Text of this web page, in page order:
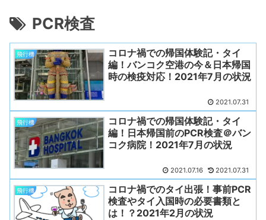
PCR検査
飛行機
コロナ禍での帰国体験記・タイ
編！バンコク空港の今＆日本帰国
時の検疫対応！2021年7月の状況
2021.07.31
飛行機
コロナ禍での帰国体験記・タイ
編！日本帰国前のPCR検査＠バン
コク病院！2021年7月の状況
2021.07.16 2021.07.31
飛行機
コロナ禍でのタイ出張！事前PCR
検査やタイ入国時の必要書類と
は！？2021年2月の状況